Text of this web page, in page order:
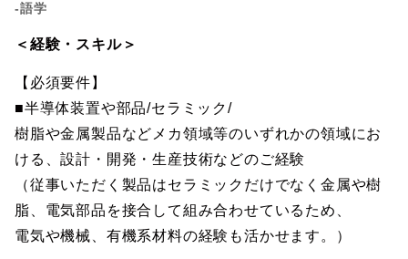
-語学
＜経験・スキル＞
【必須要件】
■半導体装置や部品/セラミック/
樹脂や金属製品などメカ領域等のいずれかの領域にお
ける、設計・開発・生産技術などのご経験
（従事いただく製品はセラミックだけでなく金属や樹
脂、電気部品を接合して組み合わせているため、
電気や機械、有機系材料の経験も活かせます。）